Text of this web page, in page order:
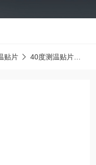
贴片 40度测温贴片